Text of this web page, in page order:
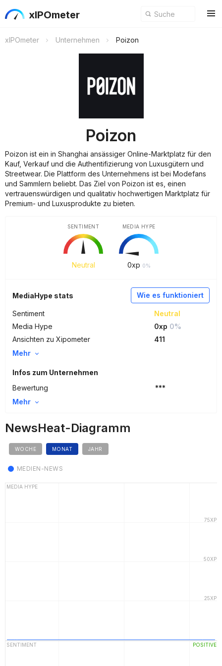
xIPOmeter
xIPOmeter Unternehmen Poizon
Poizon
Poizon ist ein in Shanghai ansässiger Online-Marktplatz für den
Kauf, Verkauf und die Authentifizierung von Luxusgütern und
Streetwear. Die Plattform des Unternehmens ist bei Modefans
und Sammlern beliebt. Das Ziel von Poizon ist es, einen
vertrauenswürdigen und qualitativ hochwertigen Marktplatz für
Premium- und Luxusprodukte zu bieten.
Neutral
SENTIMENT
0xp 0%
MEDIA HYPE
Wie es funktioniert
MediaHype stats
Sentiment
Neutral
Media Hype
0xp 0%
Ansichten zu Xipometer
411
Mehr
Infos zum Unternehmen
Bewertung
***
Mehr
NewsHeat-Diagramm
WOCHE MONAT JAHR
MEDIEN-NEWS